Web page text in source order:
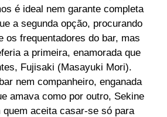
é ideal nem garante completa
a segunda opção, procurando
os frequentadores do bar, mas
a primeira, enamorada que
Fujisaki (Masayuki Mori).
nem companheiro, enganada
amava como por outro, Sekine
aceita casar-se só para